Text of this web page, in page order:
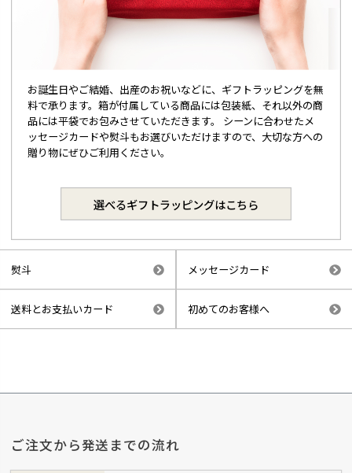
お誕生日やご結婚、出産のお祝いなどに、ギフトラッピングを無
料で承ります。箱が付属している商品には包装紙、それ以外の商
品には平袋でお包みさせていただきます。 シーンに合わせたメ
ッセージカードや熨斗もお選びいただけますので、大切な方への
贈り物にぜひご利用ください。
選べるギフトラッピングはこちら
熨斗 メッセージカード
送料とお支払いカード 初めてのお客様へ
ご注文から発送までの流れ